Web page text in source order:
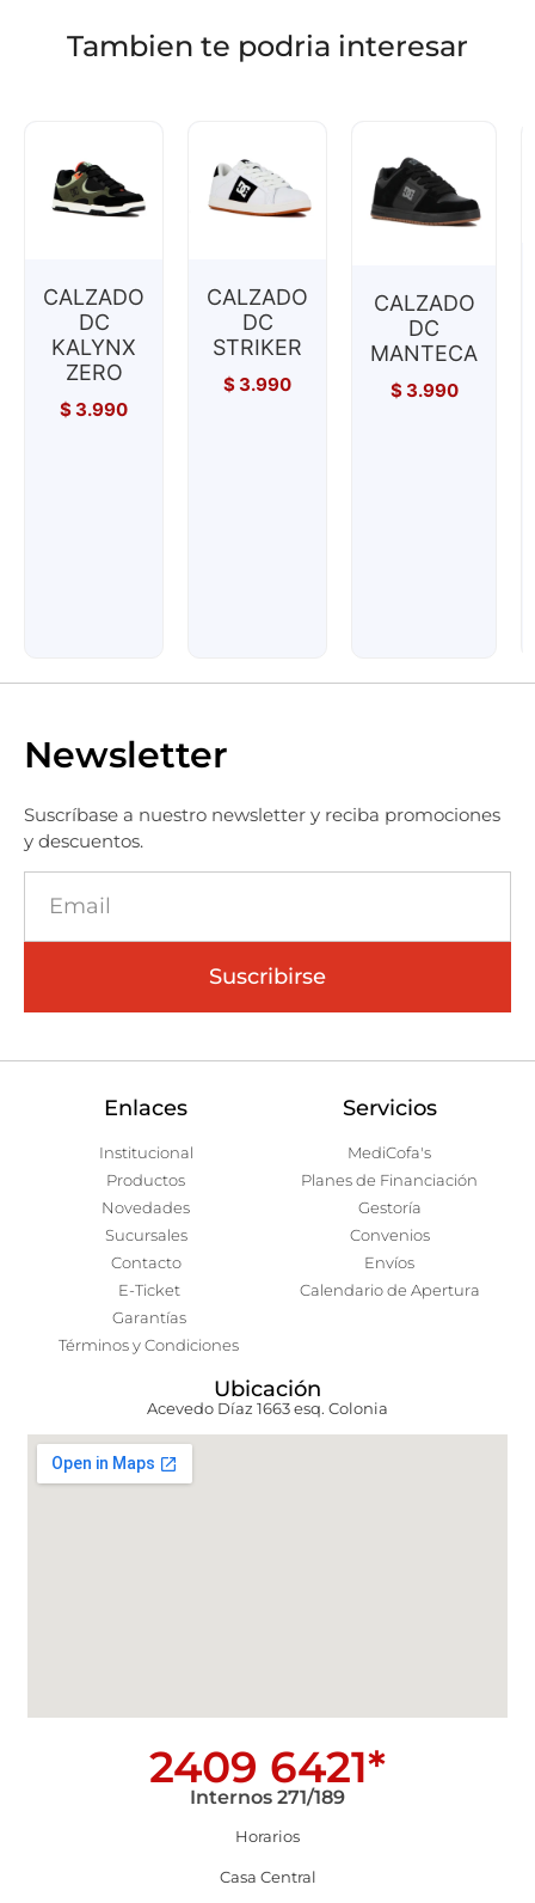
Tambien te podria interesar
CALZADO
DC
KALYNX
ZERO
$ 3.990
CALZADO
DC
STRIKER
$ 3.990
CALZADO
DC
MANTECA
$3.990
Newsletter
Suscríbase a nuestro newsletter y reciba promociones
y descuentos.
Suscribirse
Enlaces
Institucional
Productos
Novedades
Sucursales
Contacto
E-Ticket
Garantías
Términos y Condiciones
Servicios
MediCofa's
Planes de Financiación
Gestoría
Convenios
Envíos
Calendario de Apertura
Ubicación
Acevedo Díaz 1663 esq. Colonia
2409 6421*
Internos 271/189
Horarios
Casa Central